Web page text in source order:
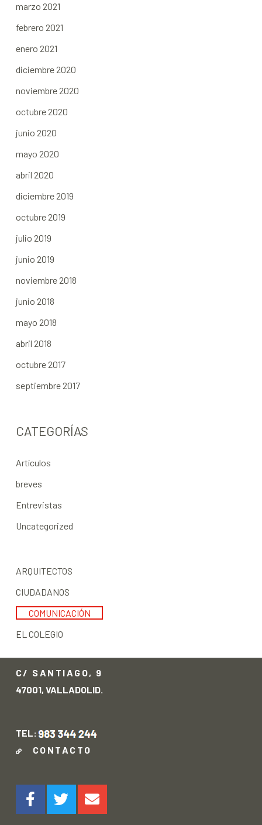
marzo 2021
febrero 2021
enero 2021
diciembre 2020
noviembre 2020
octubre 2020
junio 2020
mayo 2020
abril 2020
diciembre 2019
octubre 2019
julio 2019
junio 2019
noviembre 2018
junio 2018
mayo 2018
abril 2018
octubre 2017
septiembre 2017
CATEGORÍAS
Artículos
breves
Entrevistas
Uncategorized
ARQUITECTOS
CIUDADANOS
COMUNICACIÓN
EL COLEGIO
C/ SANTIAGO, 9
47001, VALLADOLID.
TEL:
CONTACTO